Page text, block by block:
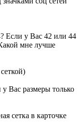
Если у Вас 42 или 44
мне лучше
Вас размеры только
сетка в карточке